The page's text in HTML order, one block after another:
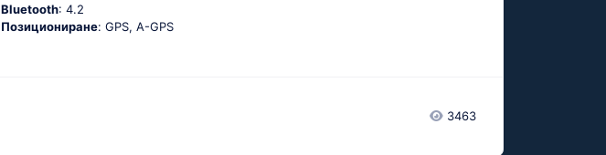
Bluetooth: 4.2
Позициониране: GРS, А-GРS
3463